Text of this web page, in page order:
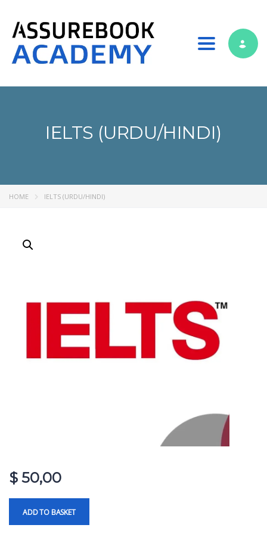
Toggle
IELTS (URDU/HINDI)
HOME IELTS (URDU/HINDI)
$ 50,00
ADD TO BASKET